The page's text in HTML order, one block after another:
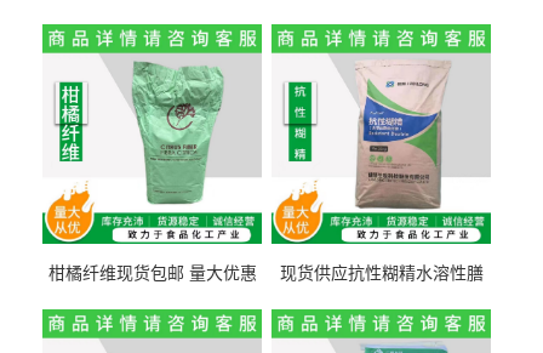
柑橘纤维现货包邮 量大优惠
现货供应抗性糊精水溶性膳
量1kg包邮